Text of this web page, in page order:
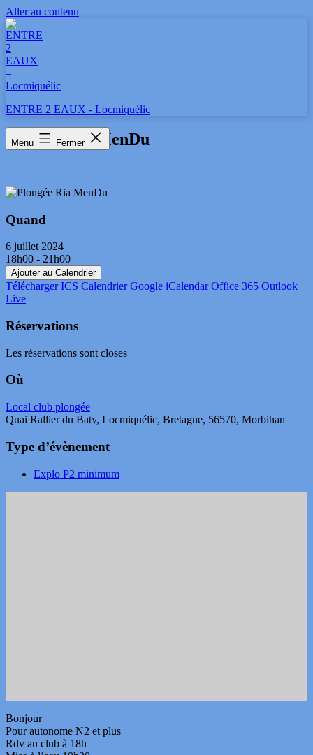
Aller au contenu
ENTRE 2 EAUX - Locmiquélic
Menu Fermer
Plongée Ria MenDu
Quand
6 juillet 2024
18h00 - 21h00
Ajouter au Calendrier
Télécharger ICS Calendrier Google iCalendar Office 365 Outlook
Live
Réservations
Les réservations sont closes
Où
Local club plongée
Quai Rallier du Baty, Locmiquélic, Bretagne, 56570, Morbihan
Type d’évènement
Explo P2 minimum
Bonjour
Pour autonome N2 et plus
Rdv au club à 18h